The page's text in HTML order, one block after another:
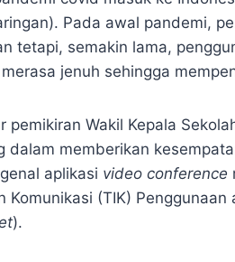
Pada awal pandemi,
tetapi, semakin lama,
jenuh sehingga
Wakil Kepala
dalam memberikan
aplikasi video conference
Komunikasi (TIK) Penggunaan
).